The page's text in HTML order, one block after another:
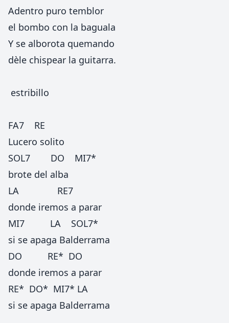
Adentro puro temblor
el bombo con la baguala
Y se alborota quemando
dèle chispear la guitarra.
estribillo
FA7 RE
Lucero solito
SOL7 DO MI7*
brote del alba
LA RE7
donde iremos a parar
MI7 LA SOL7*
si se apaga Balderrama
DO RE* DO
donde iremos a parar
RE* DO* MI7* LA
si se apaga Balderrama